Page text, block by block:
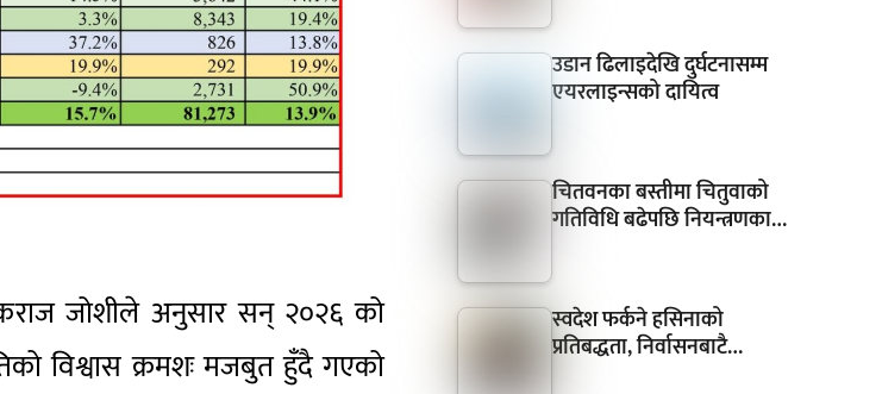
जोशीले अनुसार सन् २०२६ को
विश्वास क्रमशः मजबुत हुँदै गएको
उडान ढिलाइदेखि दुर्घटनासम्म
एयरलाइन्सको दायित्व
चितवनका बस्तीमा चितुवाको
गतिविधि बढेपछि नियन्त्रणका…
स्वदेश फर्कने हसिनाको
प्रतिबद्धता, निर्वासनबाटै…